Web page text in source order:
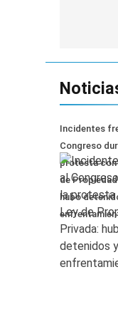
Incidentes
Congreso
protesta
de
hubo